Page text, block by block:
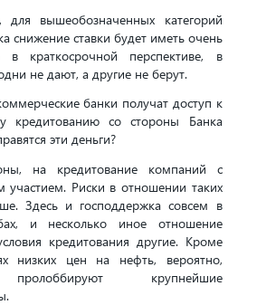
для вышеобозначенных категорий
снижение ставки будет иметь очень
в краткосрочной перспективе, в
не дают, а другие не берут.
банки получат доступ к
кредитованию со стороны Банка
эти деньги?
на кредитование компаний с
участием. Риски в отношении таких
Здесь и господдержка совсем в
и несколько иное отношение
кредитования другие. Кроме
низких цен на нефть, вероятно,
крупнейшие